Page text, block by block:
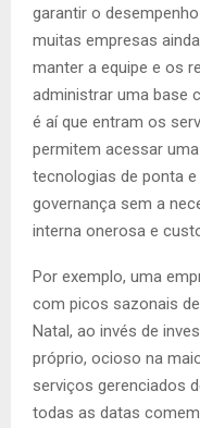
garantir o
muitas empresas
manter a equipe e os
administrar uma base
é aí que entram os
permitem acessar
tecnologias de ponta
governança sem a
interna onerosa e
Por exemplo, uma
com picos sazonais
Natal, ao invés de
próprio, ocioso na
serviços gerenciados
todas as datas